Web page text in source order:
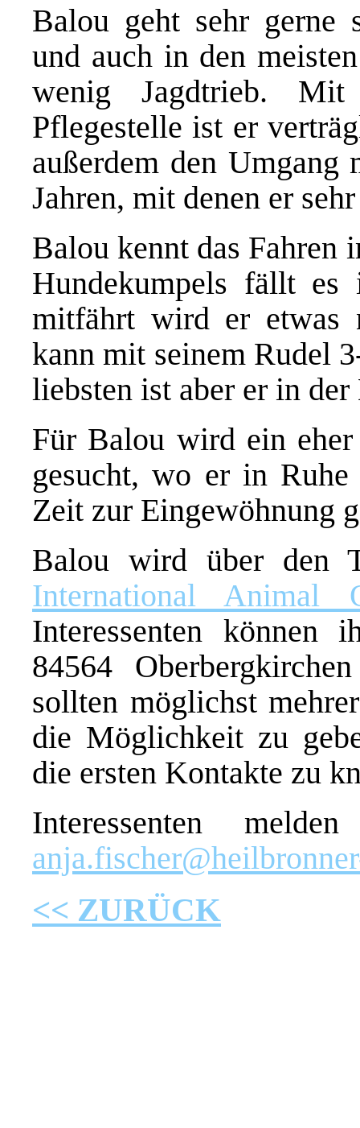
Balou geht sehr gerne
und auch in den
wenig Jagdtrieb.
Pflegestelle ist er
außerdem den
Jahren, mit denen er
Balou kennt das Fahren
Hundekumpels fällt
mitfährt wird er etwas
kann mit seinem Rudel
liebsten ist aber er in
Für Balou wird ein eher
gesucht, wo er in
Zeit zur Eingewöhnung
Balou wird über den
International Animal
Interessenten können
84564
sollten möglichst
die Möglichkeit zu
die ersten Kontakte zu
Interessenten
<< ZURÜCK